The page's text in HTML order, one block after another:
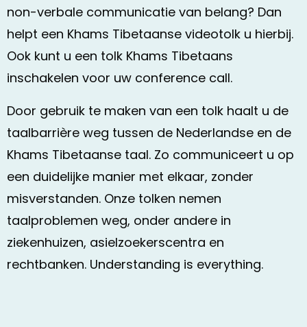
non-verbale communicatie van belang? Dan
helpt een Khams Tibetaanse videotolk u hierbij.
Ook kunt u een tolk Khams Tibetaans
inschakelen voor uw conference call.
Door gebruik te maken van een tolk haalt u de
taalbarrière weg tussen de Nederlandse en de
Khams Tibetaanse taal. Zo communiceert u op
een duidelijke manier met elkaar, zonder
misverstanden. Onze tolken nemen
taalproblemen weg, onder andere in
ziekenhuizen, asielzoekerscentra en
rechtbanken. Understanding is everything.